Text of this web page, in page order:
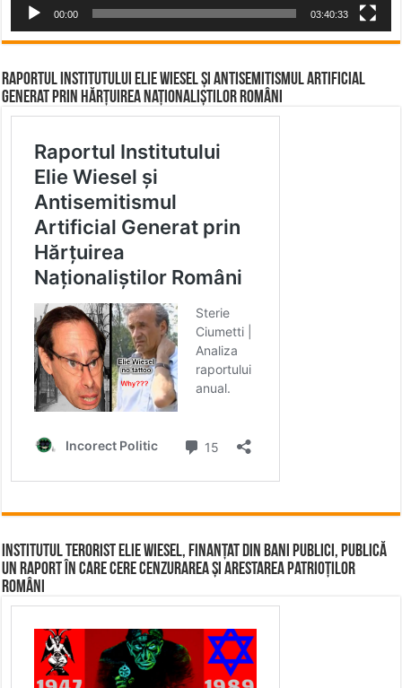
00:00 03:40:33
Raportul Institutului Elie Wiesel și Antisemitismul Artificial
Generat prin Hărțuirea Naționaliștilor Români
Institutul terorist Elie Wiesel, finanțat din bani publici, publică
un raport în care cere cenzurarea și arestarea patrioților
români